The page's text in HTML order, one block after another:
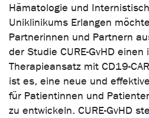
Hämatologie und
Uniklinikums Erlangen
Partnerinnen und Partnern
der Studie CURE-GvHD einen
Therapieansatz mit CD19-
ist es, eine neue und
für Patientinnen und
zu entwickeln. CURE-GvHD